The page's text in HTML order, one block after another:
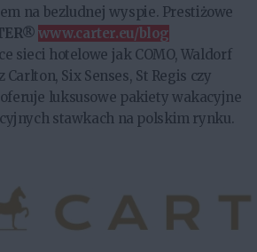
na bezludnej wyspie. Prestiżowe
www.carter.eu/blog
sieci hotelowe jak COMO, Waldorf
Carlton, Six Senses, St Regis czy
oferuje luksusowe pakiety wakacyjne
stawkach na polskim rynku.